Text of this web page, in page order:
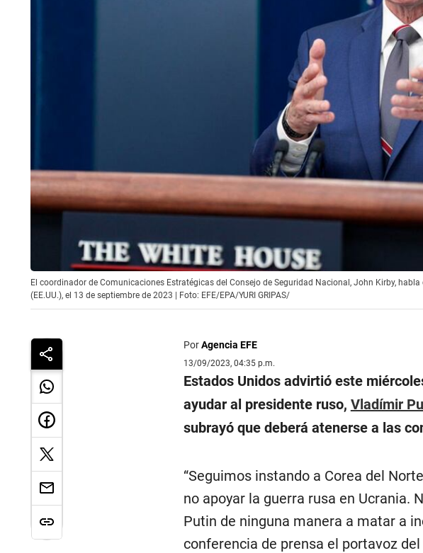
El coordinador de Comunicaciones Estratégicas del Consejo de Seguridad Nacional, John Kirby,
(EE.UU.), el 13 de septiembre de 2023 | Foto: EFE/EPA/YURI GRIPAS/
PorAgencia EFE
13/09/2023, 04:35 p.m.
Estados Unidos advirtió este
ayudar al presidente ruso, Vladímir
subrayó que deberá atenerse a las
“Seguimos instando a Corea del
no apoyar la guerra rusa en Ucrania.
Putin de ninguna manera a matar a
conferencia de prensa el portavoz